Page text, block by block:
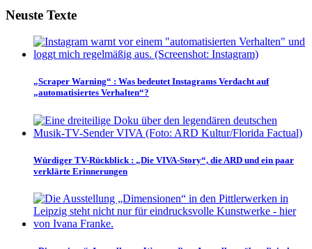
Neuste Texte
„Scraper Warning“ : Was bedeutet Instagrams Verdacht auf
„automatisiertes Verhalten“?
Würdiger TV-Rückblick : „Die VIVA-Story“, die ARD und ein paar
verklärte Erinnerungen